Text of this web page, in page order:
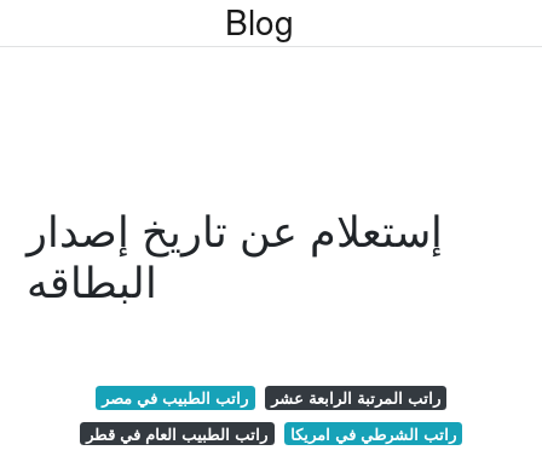
Blog
إستعلام عن تاريخ إصدار
البطاقه
راتب الطبيب في مصر
راتب المرتبة الرابعة عشر
راتب الطبيب العام في قطر
راتب الشرطي في امريكا